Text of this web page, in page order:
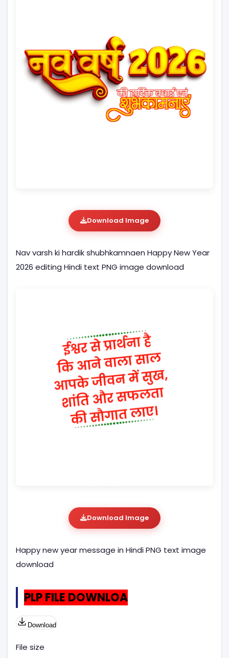
Download Image
Nav varsh ki hardik shubhkamnaen Happy New Year
2026 editing Hindi text PNG image download
Download Image
Happy new year message in Hindi PNG text image
download
PLP FILE DOWNLOA
Download
File size